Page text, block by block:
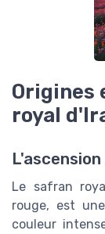
Origines
royal
Le safran
rouge, est
couleur